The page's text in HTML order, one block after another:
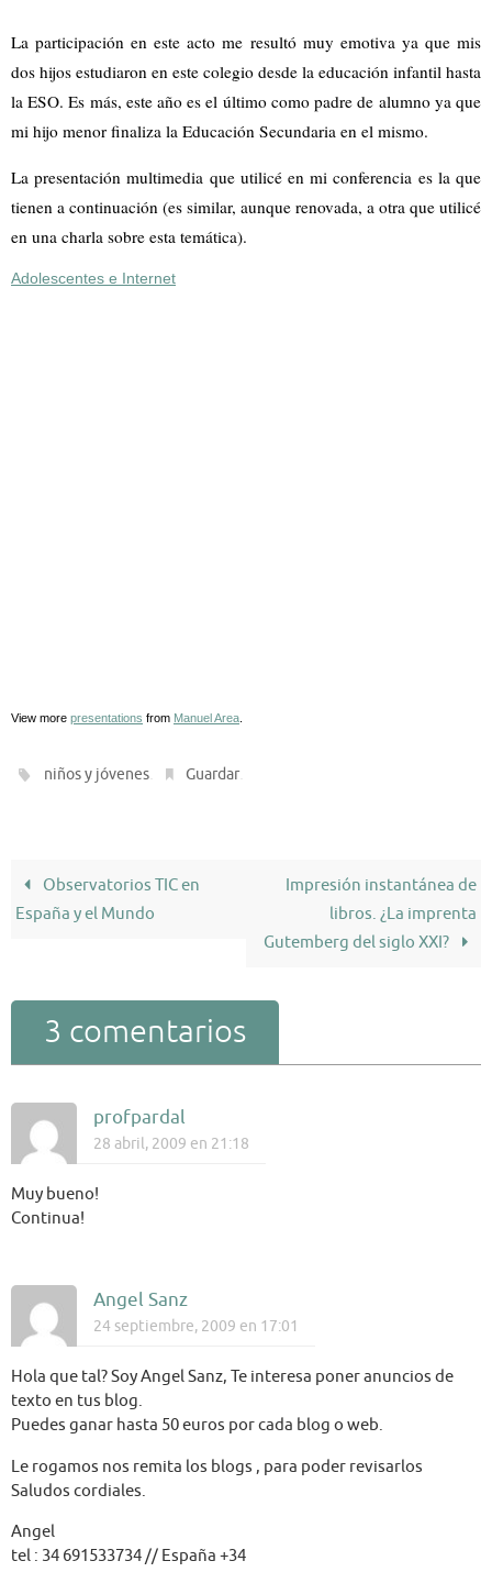
La participación en este acto me resultó muy emotiva ya que mis
dos hijos estudiaron en este colegio desde la educación infantil hasta
la ESO. Es más, este año es el último como padre de alumno ya que
mi hijo menor finaliza la Educación Secundaria en el mismo.
La presentación multimedia que utilicé en mi conferencia es la que
tienen a continuación (es similar, aunque renovada, a otra que utilicé
en una charla sobre esta temática).
Adolescentes e Internet
View more presentations from Manuel Area
niños y jóvenes Guardar
Observatorios TIC en
España y el Mundo
Impresión instantánea de
libros. ¿La imprenta
Gutemberg del siglo XXI?
3 comentarios
profpardal
28 abril, 2009 en 21:18
Muy bueno!
Continua!
Angel Sanz
24 septiembre, 2009 en 17:01
Hola que tal? Soy Angel Sanz, Te interesa poner anuncios de
texto en tus blog.
Puedes ganar hasta 50 euros por cada blog o web.
Le rogamos nos remita los blogs , para poder revisarlos
Saludos cordiales.
Angel
tel : 34 691533734 // España +34